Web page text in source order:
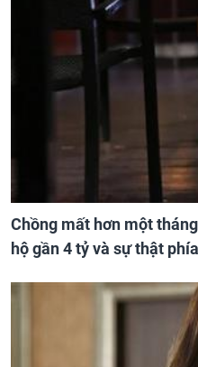
Chồng mất hơn một
hộ gần 4 tỷ và sự thật